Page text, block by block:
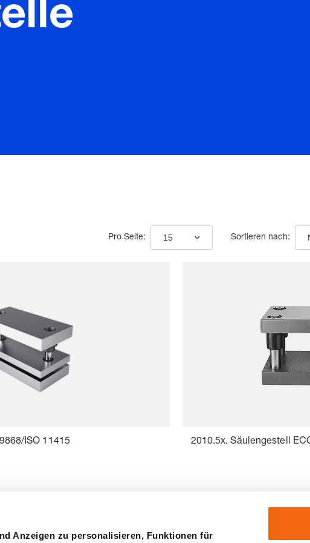
Anzeigen zu personalisieren, Funktionen für
Pro Seite: 15 Sortieren nach:
ISO 11415 2010.5x. Säulengestell